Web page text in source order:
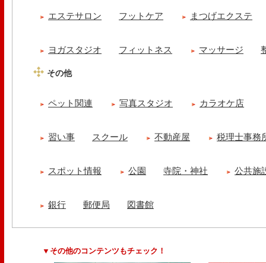
エステサロン フットケア まつげエクステ
ヨガスタジオ フィットネス マッサージ
その他
ペット関連 写真スタジオ カラオケ店
習い事 スクール 不動産屋 税理士事務
スポット情報 公園 寺院・神社 公共施
銀行 郵便局 図書館
▼その他のコンテンツもチェック！